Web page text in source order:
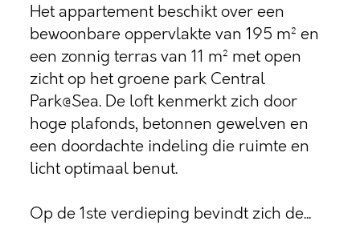
Het appartement beschikt over een
bewoonbare oppervlakte van 195 m² en
een zonnig terras van 11 m² met open
zicht op het groene park Central
Park@Sea. De loft kenmerkt zich door
hoge plafonds, betonnen gewelven en
een doordachte indeling die ruimte en
licht optimaal benut.
Op de 1ste verdieping bevindt zich de...